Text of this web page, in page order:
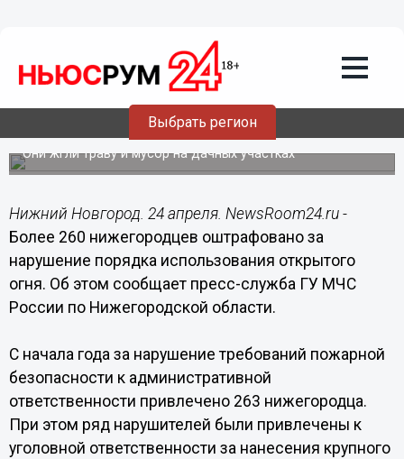
Выбрать регион
Более 260 нижегородцев оштрафовано
за нарушение требований пожарной
Они жгли траву и мусор на дачных участках
Нижний Новгород. 24 апреля. NewsRoom24.ru -
Более 260 нижегородцев оштрафовано за
нарушение порядка использования открытого
огня. Об этом сообщает пресс-служба ГУ МЧС
России по Нижегородской области.
С начала года за нарушение требований пожарной
безопасности к административной
ответственности привлечено 263 нижегородца.
При этом ряд нарушителей были привлечены к
уголовной ответственности за нанесения крупного